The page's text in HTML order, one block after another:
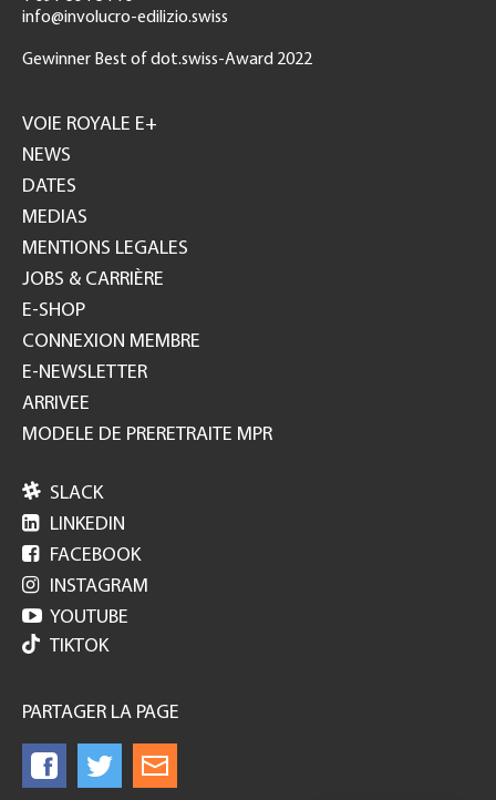
info@involucro-edilizio.swiss
Gewinner Best of dot.swiss-Award 2022
GH
VOIE ROYALE E+
NEWS
DATES
MEDIAS
MENTIONS LEGALES
JOBS & CARRIÈRE
E-SHOP
CONNEXION MEMBRE
E-NEWSLETTER
ARRIVEE
MODELE DE PRERETRAITE MPR
 SLACK
 LINKEDIN
 FACEBOOK
 INSTAGRAM
 YOUTUBE
TIKTOK
PARTAGER LA PAGE